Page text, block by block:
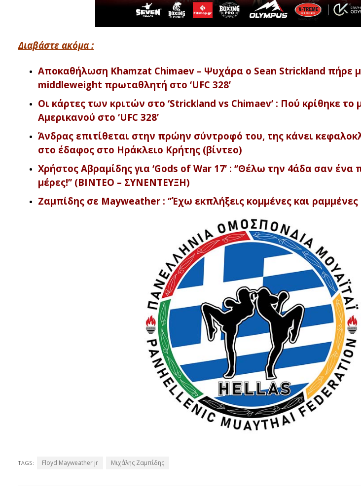
Διαβάστε ακόμα :
Αποκαθήλωση Khamzat Chimaev – Ψυχάρα ο Sean Strickland πήρε
middleweight πρωταθλητή στο ‘UFC 328’
Οι κάρτες των κριτών στο ‘Strickland vs Chimaev’ : Πού κρίθηκε το
Αμερικανού στο ‘UFC 328’
Άνδρας επιτίθεται στην πρώην σύντροφό του, της κάνει
στο έδαφος στο Ηράκλειο Κρήτης (βίντεο)
Χρήστος Αβραμίδης για ‘Gods of War 17’ : ‘’Θέλω την 4άδα σαν
μέρες!’’ (ΒΙΝΤΕΟ – ΣΥΝΕΝΤΕΥΞΗ)
Ζαμπίδης σε Mayweather : ‘’Έχω εκπλήξεις κομμένες και ραμμένες
TAGS: Floyd Mayweather jr Μιχάλης Ζαμπίδης